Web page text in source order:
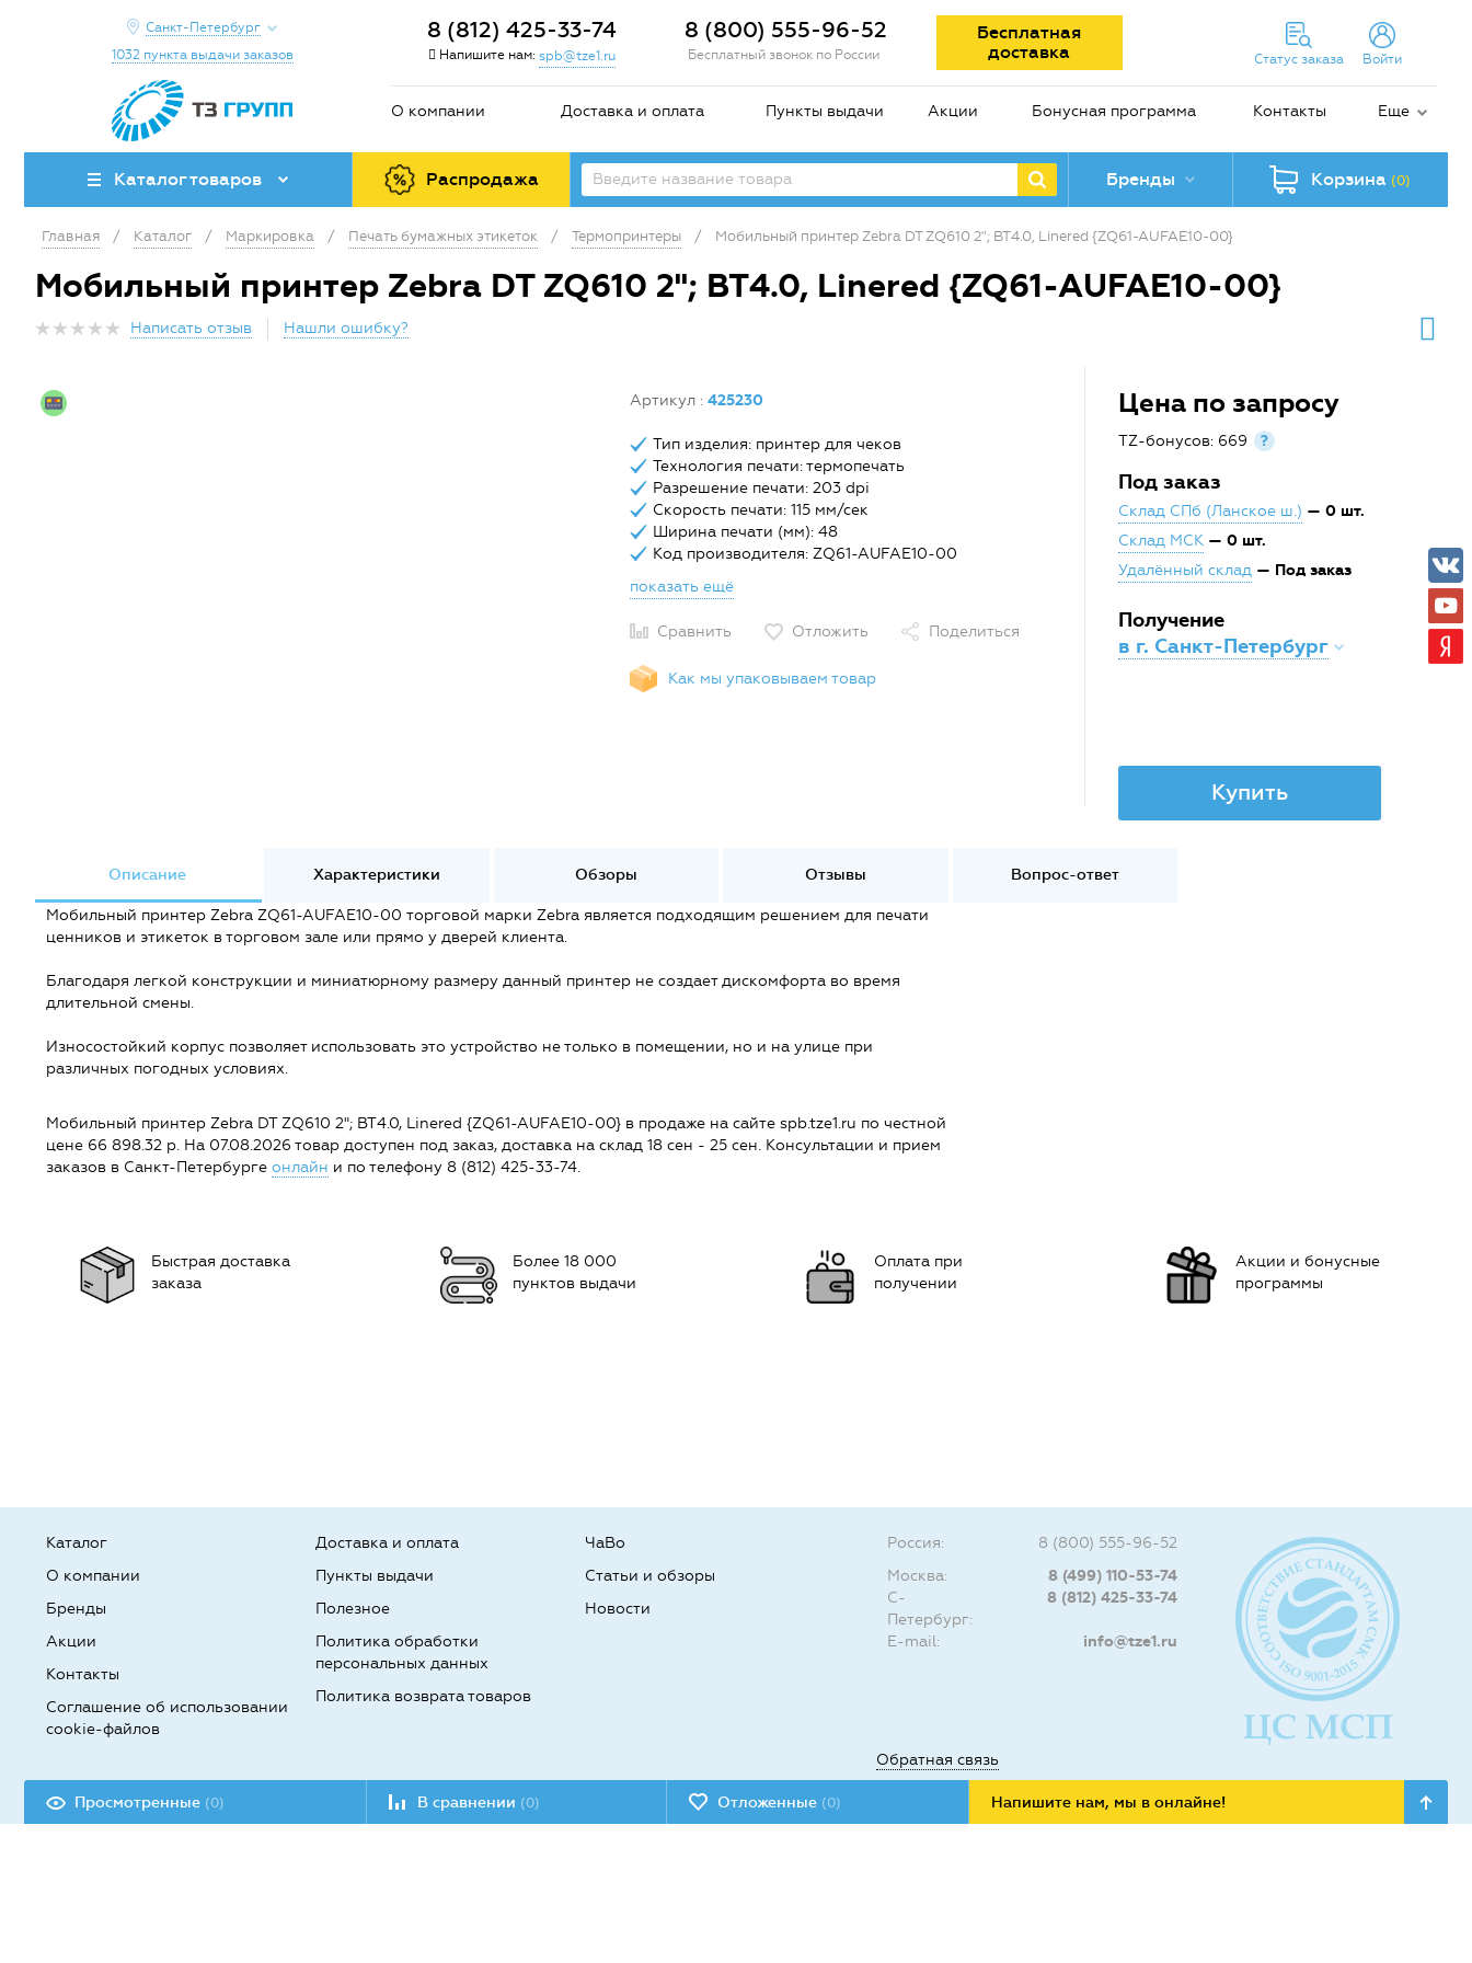
Санкт-Петербург
1032 пункта выдачи заказов
8 (812) 425-33-74
Напишите нам: spb@tze1.ru
8 (800) 555-96-52
Бесплатный звонок по России
Бесплатная
доставка
Статус заказа Войти
О компании Доставка и оплата Пункты выдачи Акции Бонусная программа Контакты Еще
Каталог товаров Распродажа Бренды Корзина (0)
Главная / Каталог / Маркировка / Печать бумажных этикеток / Термопринтеры / Мобильный принтер Zebra DT ZQ610 2"; BT4.0, Linered {ZQ61-AUFAE10-00}
Мобильный принтер Zebra DT ZQ610 2"; BT4.0, Linered {ZQ61-AUFAE10-00}
Написать отзыв Нашли ошибку?
Артикул : 425230
Тип изделия: принтер для чеков
Технология печати: термопечать
Разрешение печати: 203 dpi
Скорость печати: 115 мм/сек
Ширина печати (мм): 48
Код производителя: ZQ61-AUFAE10-00
показать ещё
Сравнить Отложить Поделиться
Как мы упаковываем товар
Цена по запросу
TZ-бонусов: 669 ?
Под заказ
Склад СПб (Ланское ш.) — 0 шт.
Склад МСК — 0 шт.
Удалённый склад — Под заказ
Получение
в г. Санкт-Петербург
Купить
Описание Характеристики Обзоры Отзывы Вопрос-ответ
Мобильный принтер Zebra ZQ61-AUFAE10-00 торговой марки Zebra является подходящим решением для печати
ценников и этикеток в торговом зале или прямо у дверей клиента.
Благодаря легкой конструкции и миниатюрному размеру данный принтер не создает дискомфорта во время
длительной смены.
Износостойкий корпус позволяет использовать это устройство не только в помещении, но и на улице при
различных погодных условиях.
Мобильный принтер Zebra DT ZQ610 2"; BT4.0, Linered {ZQ61-AUFAE10-00} в продаже на сайте spb.tze1.ru по честной
цене 66 898.32 р. На 07.08.2026 товар доступен под заказ, доставка на склад 18 сен - 25 сен. Консультации и прием
заказов в Санкт-Петербурге онлайн и по телефону 8 (812) 425-33-74.
Быстрая доставка
заказа
Более 18 000
пунктов выдачи
Оплата при
получении
Акции и бонусные
программы
Каталог
О компании
Бренды
Доставка и оплата
Пункты выдачи
Полезное
ЧаВо
Статьи и обзоры
Новости
Акции
Контакты
Соглашение об использовании
cookie-файлов
Политика обработки
персональных данных
Политика возврата товаров
Разработка сайта:
Россия:
8 (800) 555-96-52
Москва:
8 (499) 110-53-74
С-
Петербург:
8 (812) 425-33-74
E-mail: info@tze1.ru
Обратная связь
Просмотренные (0) В сравнении (0) Отложенные (0) Напишите нам, мы в онлайне!